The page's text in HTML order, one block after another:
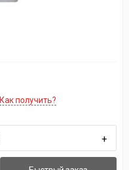
Как получить?
+